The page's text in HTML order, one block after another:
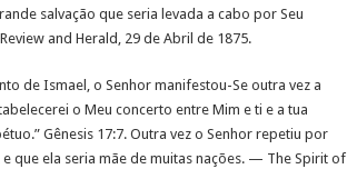
salvação que seria levada a cabo por Seu
and Herald, 29 de Abril de 1875.
de Ismael, o Senhor manifestou-Se outra vez a
o Meu concerto entre Mim e ti e a tua
Gênesis 17:7. Outra vez o Senhor repetiu por
que ela seria mãe de muitas nações. — The Spirit of